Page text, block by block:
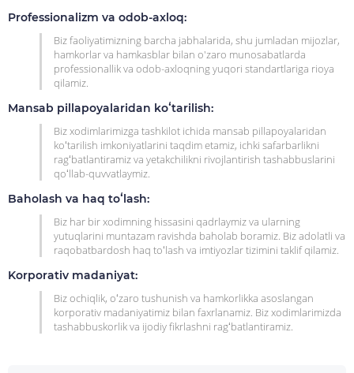
Professionalizm va odob-axloq:
Biz faoliyatimizning barcha jabhalarida, shu jumladan mijozlar,
hamkorlar va hamkasblar bilan o'zaro munosabatlarda
professionallik va odob-axloqning yuqori standartlariga rioya
qilamiz.
Mansab pillapoyalaridan koʻtarilish:
Biz xodimlarimizga tashkilot ichida mansab pillapoyalaridan
koʻtarilish imkoniyatlarini taqdim etamiz, ichki safarbarlikni
ragʻbatlantiramiz va yetakchilikni rivojlantirish tashabbuslarini
qoʻllab-quvvatlaymiz.
Baholash va haq toʻlash:
Biz har bir xodimning hissasini qadrlaymiz va ularning
yutuqlarini muntazam ravishda baholab boramiz. Biz adolatli va
raqobatbardosh haq toʻlash va imtiyozlar tizimini taklif qilamiz.
Korporativ madaniyat:
Biz ochiqlik, oʻzaro tushunish va hamkorlikka asoslangan
korporativ madaniyatimiz bilan faxrlanamiz. Biz xodimlarimizda
tashabbuskorlik va ijodiy fikrlashni ragʻbatlantiramiz.